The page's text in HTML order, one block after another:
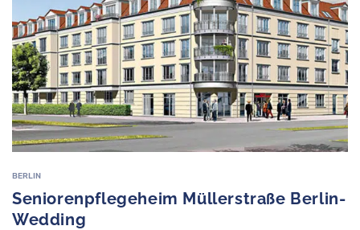
BERLIN
Seniorenpflegeheim Müllerstraße Berlin-
Wedding